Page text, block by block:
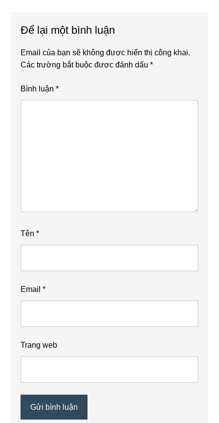
Interactions
Để lại một bình luận
Email của bạn sẽ không được hiển thị công khai.
Các trường bắt buộc được đánh dấu*
Bình luận*
Tên*
Email*
Trang web